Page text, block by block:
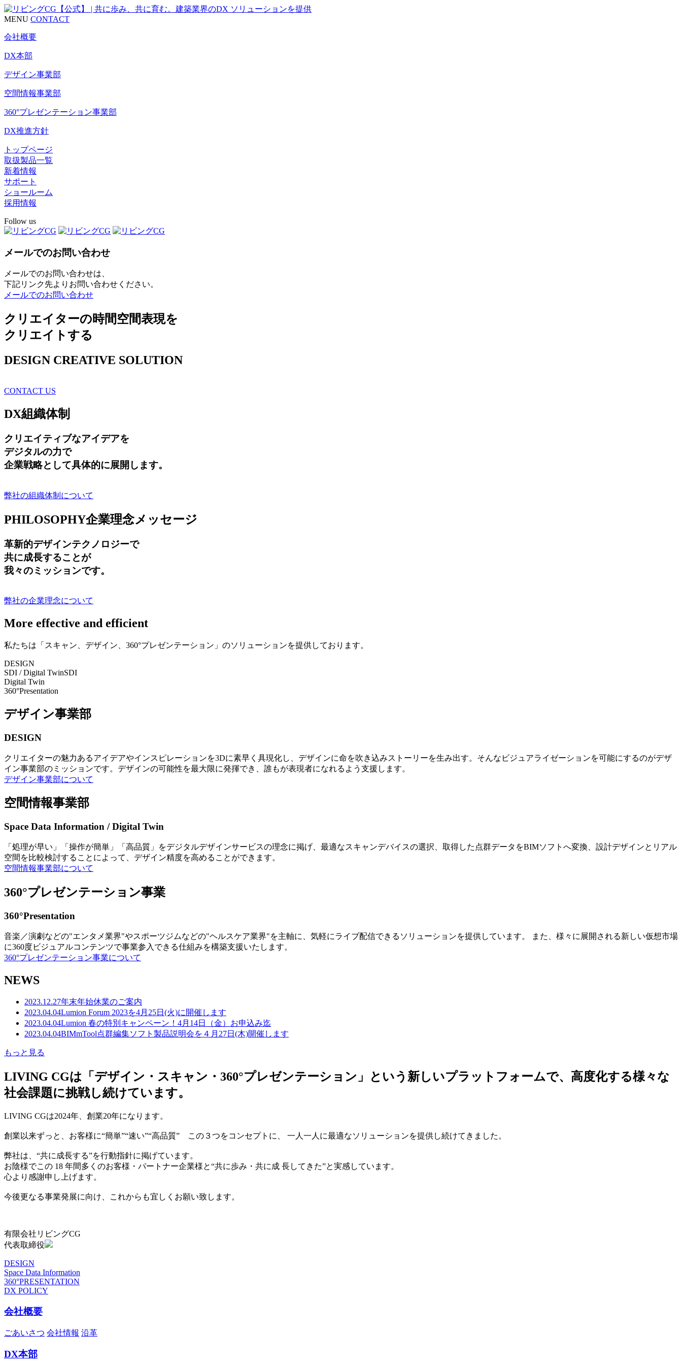
MENU CONTACT
会社概要
DX本部
デザイン事業部
空間情報事業部
360°プレゼンテーション事業部
DX推進方針
トップページ
取扱製品一覧
新着情報
サポート
ショールーム
採用情報
Follow us
メールでのお問い合わせ
メールでのお問い合わせは、
下記リンク先よりお問い合わせください。
メールでのお問い合わせ
クリエイターの時間空間表現を
クリエイトする
DESIGN CREATIVE SOLUTION
CONTACT US
DX組織体制
クリエイティブなアイデアを
デジタルの力で
企業戦略として具体的に展開します。
弊社の組織体制について
PHILOSOPHY企業理念メッセージ
革新的デザインテクノロジーで
共に成長することが
我々のミッションです。
弊社の企業理念について
More effective and efficient
私たちは「スキャン、デザイン、360°プレゼンテーション」のソリューションを提供しております。
DESIGN
SDI / Digital TwinSDI
Digital Twin
360°Presentation
デザイン事業部
DESIGN
クリエイターの魅力あるアイデアやインスピレーションを3Dに素早く具現化し、デザインに命を吹き込みストーリーを生み出す。そんなビジュアライゼーションを可能にするのがデザ
イン事業部のミッションです。デザインの可能性を最大限に発揮でき、誰もが表現者になれるよう支援します。
デザイン事業部について
空間情報事業部
Space Data Information / Digital Twin
「処理が早い」「操作が簡単」「高品質」をデジタルデザインサービスの理念に掲げ、最適なスキャンデバイスの選択、取得した点群データをBIMソフトへ変換、設計デザインとリアル
空間を比較検討することによって、デザイン精度を高めることができます。
空間情報事業部について
360°プレゼンテーション事業
360°Presentation
音楽／演劇などの"エンタメ業界"やスポーツジムなどの"ヘルスケア業界"を主軸に、気軽にライブ配信できるソリューションを提供しています。 また、様々に展開される新しい仮想市場
に360度ビジュアルコンテンツで事業参入できる仕組みを構築支援いたします。
360°プレゼンテーション事業について
NEWS
2023.12.27年末年始休業のご案内
2023.04.04Lumion Forum 2023を4月25日(火)に開催します
2023.04.04Lumion 春の特別キャンペーン！4月14日（金）お申込み迄
2023.04.04BIMmTool点群編集ソフト製品説明会を４月27日(木)開催します
もっと見る
LIVING CGは「デザイン・スキャン・360°プレゼンテーション」という新しいプラットフォームで、高度化する様々な
社会課題に挑戦し続けています。
LIVING CGは2024年、創業20年になります。
創業以来ずっと、お客様に“簡単”“速い”“高品質” この３つをコンセプトに、 一人一人に最適なソリューションを提供し続けてきました。
弊社は、“共に成長する”を行動指針に掲げています。
お陰様でこの 18 年間多くのお客様・パートナー企業様と“共に歩み・共に成 長してきた”と実感しています。
心より感謝申し上げます。
今後更なる事業発展に向け、これからも宜しくお願い致します。
有限会社リビングCG
代表取締役
DESIGN
Space Data Information
360°PRESENTATION
DX POLICY
会社概要
ごあいさつ 会社情報 沿革
DX本部